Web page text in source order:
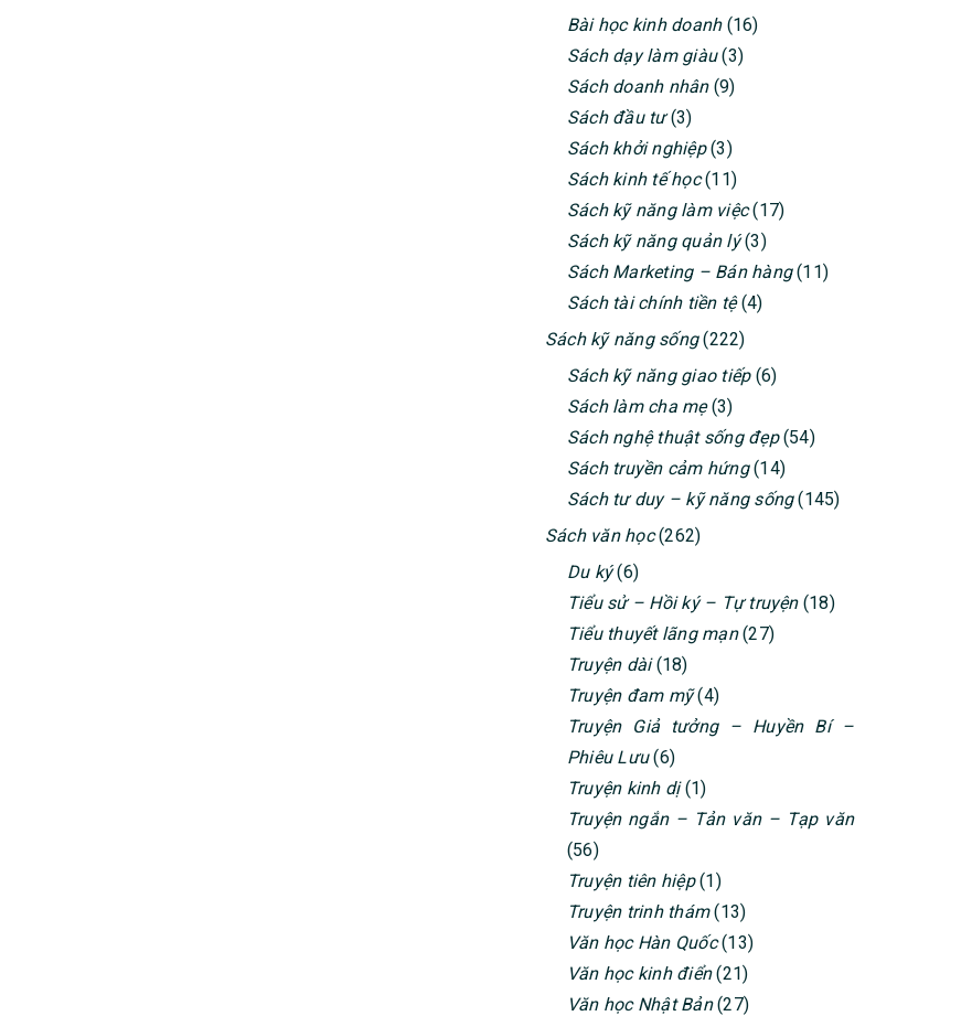
Bài học kinh doanh(16)
Sách dạy làm giàu(3)
Sách doanh nhân(9)
Sách đầu tư(3)
Sách khởi nghiệp(3)
Sách kinh tế học(11)
Sách kỹ năng làm việc(17)
Sách kỹ năng quản lý(3)
Sách Marketing – Bán hàng(11)
Sách tài chính tiền tệ(4)
Sách kỹ năng sống(222)
Sách kỹ năng giao tiếp(6)
Sách làm cha mẹ(3)
Sách nghệ thuật sống đẹp(54)
Sách truyền cảm hứng(14)
Sách tư duy – kỹ năng sống(145)
Sách văn học(262)
Du ký(6)
Tiểu sử – Hồi ký – Tự truyện(18)
Tiểu thuyết lãng mạn(27)
Truyện dài(18)
Truyện đam mỹ(4)
Truyện Giả tưởng – Huyền Bí –
Phiêu Lưu(6)
Truyện kinh dị(1)
Truyện ngắn – Tản văn – Tạp văn
(56)
Truyện tiên hiệp(1)
Truyện trinh thám(13)
Văn học Hàn Quốc(13)
Văn học kinh điển(21)
Văn học Nhật Bản(27)